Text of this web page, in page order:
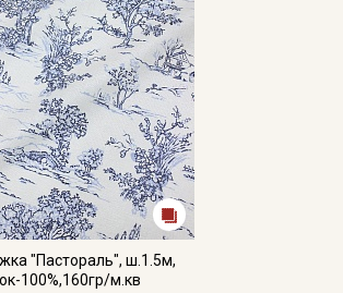
"Пастораль", ш.1.5м,
100%,160гр/м.кв